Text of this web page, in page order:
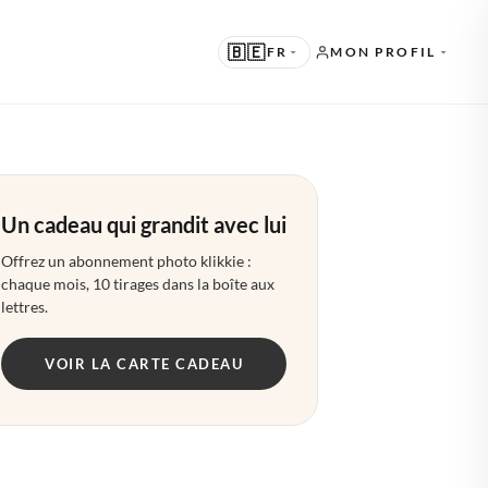
🇧🇪FR
· ENGLISH
LANGUES
· NEDERLANDS
· DEUTSCH
· FRANÇAIS
· ESPAÑOL
MON PROFIL
Un cadeau qui grandit avec lui
Offrez un abonnement photo klikkie :
chaque mois, 10 tirages dans la boîte aux
lettres.
VOIR LA CARTE CADEAU